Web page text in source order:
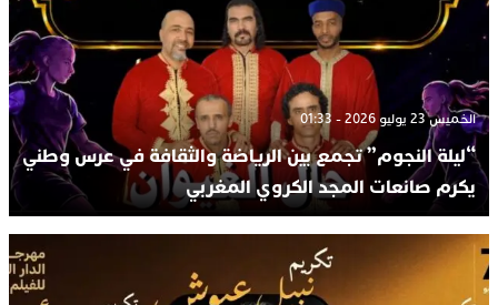
الخميس 23 يوليو 2026 - 01:33
“ليلة النجوم” تجمع بين الرياضة والثقافة في عرس وطني
يكرم صانعات المجد الكروي المغربي